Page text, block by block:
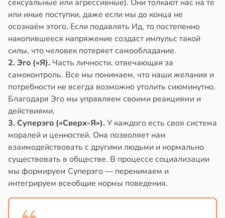
сексуальные или агрессивные). Они толкают нас на те
или иные поступки, даже если мы до конца не
осознаём этого. Если подавлять Ид, то постепенно
накопившееся напряжение создаст импульс такой
силы, что человек потеряет самообладание.
2. Эго («Я). Часть личности, отвечающая за
самоконтроль. Все мы понимаем, что наши желания и
потребности не всегда возможно утолить сиюминутно.
Благодаря Эго мы управляем своими реакциями и
действиями.
3. Суперэго («Сверх-Я»). У каждого есть своя система
моралей и ценностей. Она позволяет нам
взаимодействовать с другими людьми и нормально
существовать в обществе. В процессе социализации
мы формируем Суперэго — перенимаем и
интегрируем всеобщие нормы поведения.